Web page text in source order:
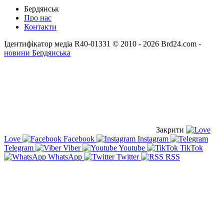
Бердянськ
Про нас
Контакти
Ідентифікатор медіа R40-01331 © 2010 - 2026 Brd24.com -
новини Бердянська
Закрити
Love
Facebook
Instagram
Telegram
Viber Youtube
TikTok
WhatsApp
Twitter RSS